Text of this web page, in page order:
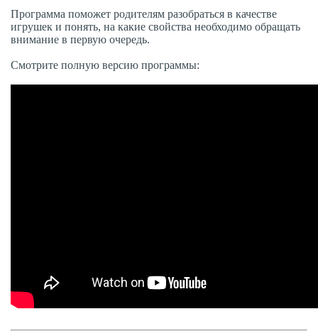
Программа поможет родителям разобраться в качестве
игрушек и понять, на какие свойства необходимо обращать
внимание в первую очередь.
Смотрите полную версию программы: